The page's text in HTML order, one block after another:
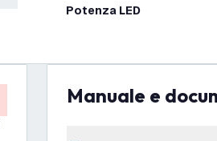
Potenza LED
Manuale e